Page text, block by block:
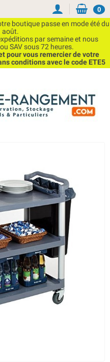
boutique passe en mode été du
août.
par semaine et nous
SAV sous 72 heures.
pour vous remercier de votre
conditions avec le code ETE5
0